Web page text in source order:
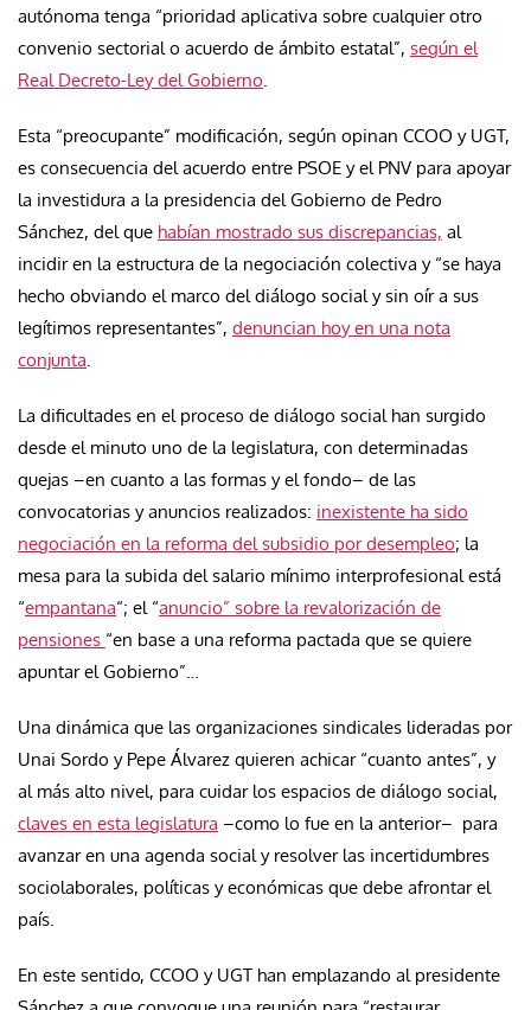
autónoma tenga “prioridad aplicativa sobre cualquier otro
convenio sectorial o acuerdo de ámbito estatal”, según el
Real Decreto-Ley del Gobierno.
Esta “preocupante” modificación, según opinan CCOO y UGT,
es consecuencia del acuerdo entre PSOE y el PNV para apoyar
la investidura a la presidencia del Gobierno de Pedro
Sánchez, del que habían mostrado sus discrepancias, al
incidir en la estructura de la negociación colectiva y “se haya
hecho obviando el marco del diálogo social y sin oír a sus
legítimos representantes”, denuncian hoy en una nota
conjunta.
La dificultades en el proceso de diálogo social han surgido
desde el minuto uno de la legislatura, con determinadas
quejas –en cuanto a las formas y el fondo– de las
convocatorias y anuncios realizados: inexistente ha sido
negociación en la reforma del subsidio por desempleo; la
mesa para la subida del salario mínimo interprofesional está
“empantana“; el “anuncio” sobre la revalorización de
pensiones “en base a una reforma pactada que se quiere
apuntar el Gobierno”…
Una dinámica que las organizaciones sindicales lideradas por
Unai Sordo y Pepe Álvarez quieren achicar “cuanto antes”, y
al más alto nivel, para cuidar los espacios de diálogo social,
claves en esta legislatura –como lo fue en la anterior– para
avanzar en una agenda social y resolver las incertidumbres
sociolaborales, políticas y económicas que debe afrontar el
país.
En este sentido, CCOO y UGT han emplazando al presidente